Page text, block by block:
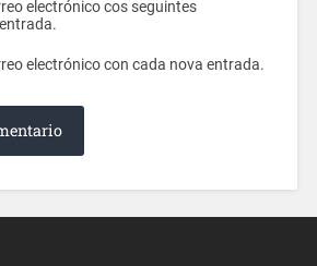
electrónico cos seguintes
electrónico con cada nova entrada.